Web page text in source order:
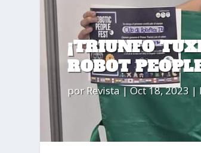
¡TRIUNFO
ROBOT
porRevista|Oct 18, 2023 |